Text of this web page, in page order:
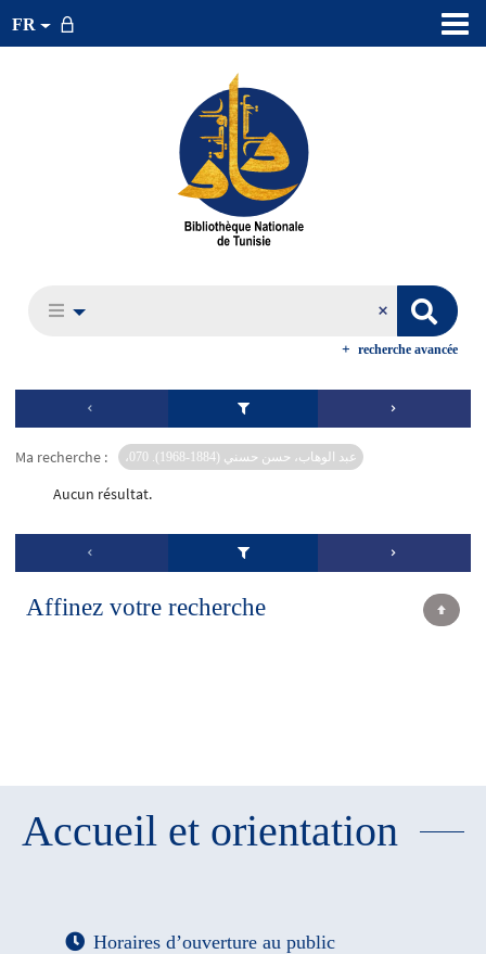
FR
recherche avancée
Ma recherche : ،عبد الوهاب، حسن حسني (1884-1968). 070
Aucun résultat.
Affinez votre recherche
Accueil et orientation
Horaires d’ouverture au public